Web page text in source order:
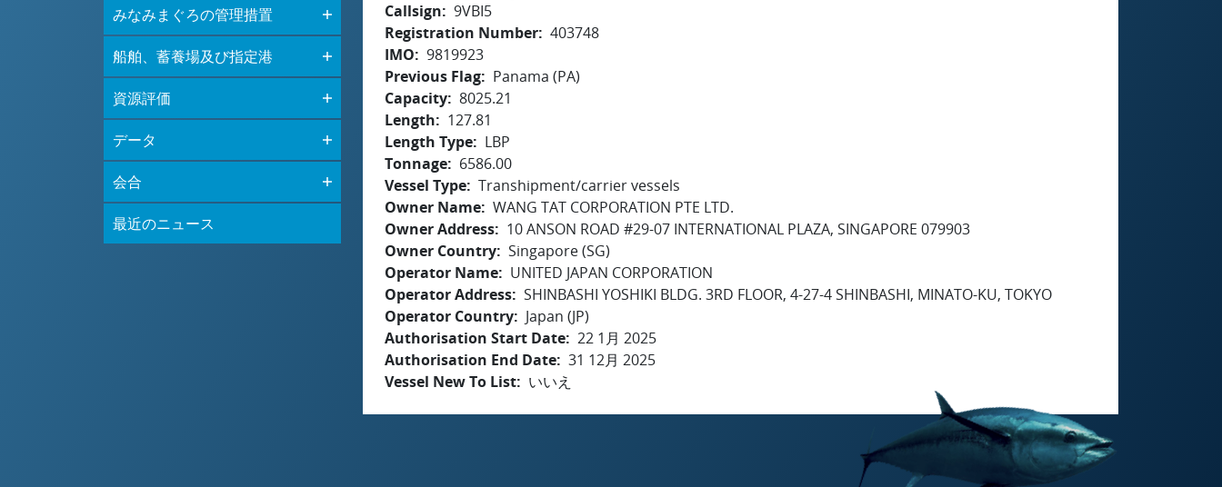
みなみまぐろの管理措置
船舶、蓄養場及び指定港
資源評価
データ
会合
最近のニュース
Callsign
9VBI5
Registration Number 403748
IMO
9819923
Previous Flag
Panama (PA)
Capacity 8025.21
Length
127.81
Length Type
LBP
Tonnage
6586.00
Vessel Type Transhipment/carrier vessels
Owner Name WANG TAT CORPORATION PTE LTD.
Owner Address
10 ANSON ROAD #29-07 INTERNATIONAL PLAZA, SINGAPORE 079903
Owner Country Singapore (SG)
Operator Name
UNITED JAPAN CORPORATION
Operator Address SHINBASHI YOSHIKI BLDG. 3RD FLOOR, 4-27-4 SHINBASHI, MINATO-KU, TOKYO
Operator Country
Japan (JP)
Authorisation Start Date 22 1月 2025
Authorisation End Date 31 12月 2025
Vessel New To List
いいえ